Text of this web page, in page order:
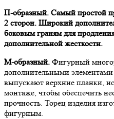
П-образный. Самый простой
2 сторон. Широкий
боковым граням для
дополнительной жесткости.
М-образный. Фигурный
дополнительными
выпускают верхние планки,
монтаже, чтобы обеспечить
прочность. Торец изделия
фигурным.